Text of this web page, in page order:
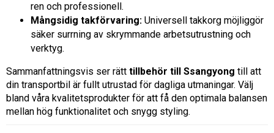
ren och professionell.
Mångsidig takförvaring: Universell takkorg möjliggör
säker surrning av skrymmande arbetsutrustning och
verktyg.
Sammanfattningsvis ser rätt tillbehör till Ssangyong till att
din transportbil är fullt utrustad för dagliga utmaningar. Välj
bland våra kvalitetsprodukter för att få den optimala balansen
mellan hög funktionalitet och snygg styling.